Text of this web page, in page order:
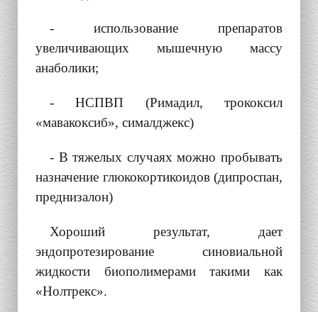
- использование препаратов
увеличивающих мышечную массу
анаболики;
- НСПВП (Римадил, трококсил
«мавакоксиб», сималджекс)
- В тяжелых случаях можно пробывать
назначение глюкокортикоидов (дипроспан,
преднизалон)
Хороший результат, дает
эндопротезирование синовиальной
жидкости биополимерами такими как
«Нолтрекс».